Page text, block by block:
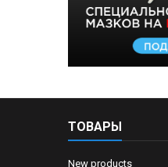
ТОВАРЫ
New products